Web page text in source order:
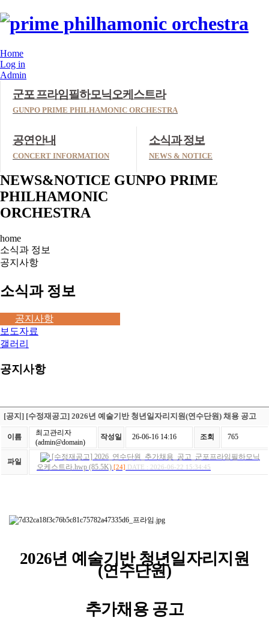
Home
Log in
Admin
군포 프라임필하모닉오케스트라
GUNPO PRIME PHILHAMONIC ORCHESTRA
공연안내
CONCERT INFORMATION
소식과 정보
NEWS & NOTICE
NEWS&NOTICE GUNPO PRIME
PHILHAMONIC
ORCHESTRA
home
소식과 정보
공지사항
소식과 정보
공지사항
보도자료
갤러리
공지사항
[공지] [수정재공고] 2026년 예술기반 청년일자리지원(연수단원) 채용 공고
이름
최고관리자
(admin@domain)
작성일 26-06-16 14:16 조회 765
파일
[수정재공고] 2026_연수단원_추가채용_공고_군포프라임필하모닉
오케스트라.hwp (85.5K) [24] DATE : 2026-06-22 15:34:45
2026년 예술기반 청년일자리지원
(연수단원)
추가채용 공고